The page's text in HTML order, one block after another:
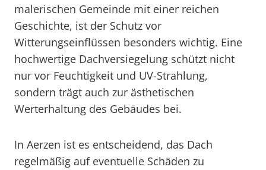
malerischen Gemeinde mit einer reichen
Geschichte, ist der Schutz vor
Witterungseinflüssen besonders wichtig. Eine
hochwertige Dachversiegelung schützt nicht
nur vor Feuchtigkeit und UV-Strahlung,
sondern trägt auch zur ästhetischen
Werterhaltung des Gebäudes bei.
In Aerzen ist es entscheidend, das Dach
regelmäßig auf eventuelle Schäden zu